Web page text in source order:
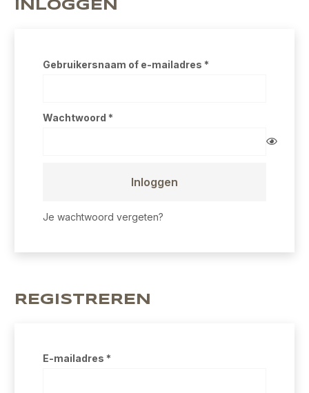
INLOGGEN
Gebruikersnaam of e-mailadres *Vereist
Wachtwoord *Vereist
Inloggen
Je wachtwoord vergeten?
REGISTREREN
E-mailadres *Vereist